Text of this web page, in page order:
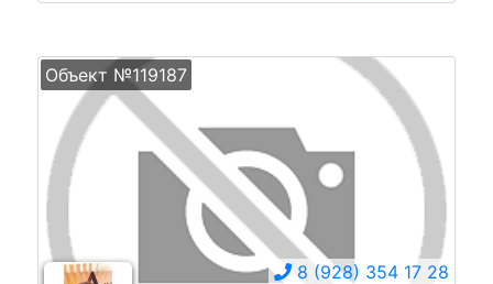
Объект №119187
8 (928) 354 17 28